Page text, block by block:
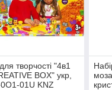
творчості "4в1
BOX" укр,
01U KNZ